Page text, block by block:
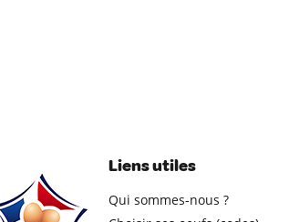
Liens utiles
Qui sommes-nous ?